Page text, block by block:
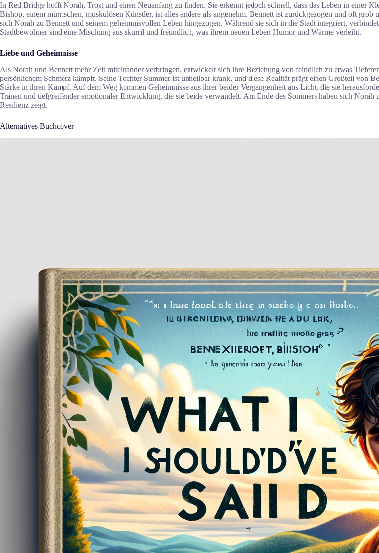
In Red Bridge hofft Norah, Trost und einen Neuanfang zu finden. Sie erkennt jedoch schnell, dass das Leben in einer
Bishop, einem mürrischen, muskulösen Künstler, ist alles andere als angenehm. Bennett ist zurückgezogen und oft
sich Norah zu Bennett und seinem geheimnisvollen Leben hingezogen. Während sie sich in die Stadt integriert,
Stadtbewohner sind eine Mischung aus skurril und freundlich, was ihrem neuen Leben Humor und Wärme verleiht.
Liebe und Geheimnisse
Als Norah und Bennett mehr Zeit miteinander verbringen, entwickelt sich ihre Beziehung von feindlich zu etwas
persönlichem Schmerz kämpft. Seine Tochter Summer ist unheilbar krank, und diese Realität prägt einen Großteil von
Stärke in ihren Kampf. Auf dem Weg kommen Geheimnisse aus ihrer beider Vergangenheit ans Licht, die sie
Tränen und tiefgreifender emotionaler Entwicklung, die sie beide verwandelt. Am Ende des Sommers haben sich
Resilienz zeigt.
Alternatives Buchcover